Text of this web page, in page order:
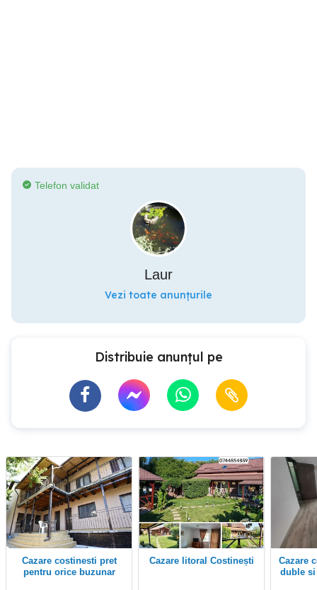
Telefon validat
Laur
Vezi toate anunțurile
Distribuie anunțul pe
Cazare costinesti pret
pentru orice buzunar
Cazare litoral Costinești
Cazare costinesti camere
duble